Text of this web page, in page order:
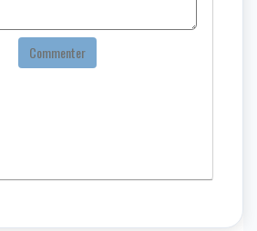
Commenter